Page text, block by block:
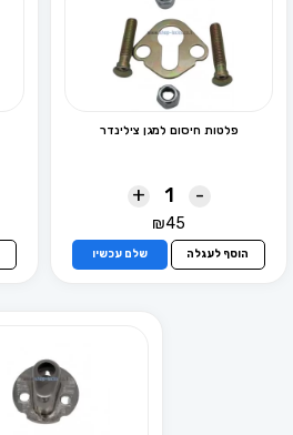
פלטות חיסום למגן צילינדר
-
+
₪45
הוסף לעגלה שלם עכשיו